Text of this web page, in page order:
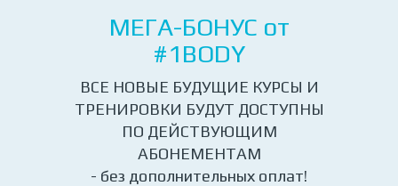
МЕГА-БОНУС от
#1BODY
ВСЕ НОВЫЕ БУДУЩИЕ КУРСЫ И
ТРЕНИРОВКИ БУДУТ ДОСТУПНЫ
ПО ДЕЙСТВУЮЩИМ
АБОНЕМЕНТАМ
- без дополнительных оплат!